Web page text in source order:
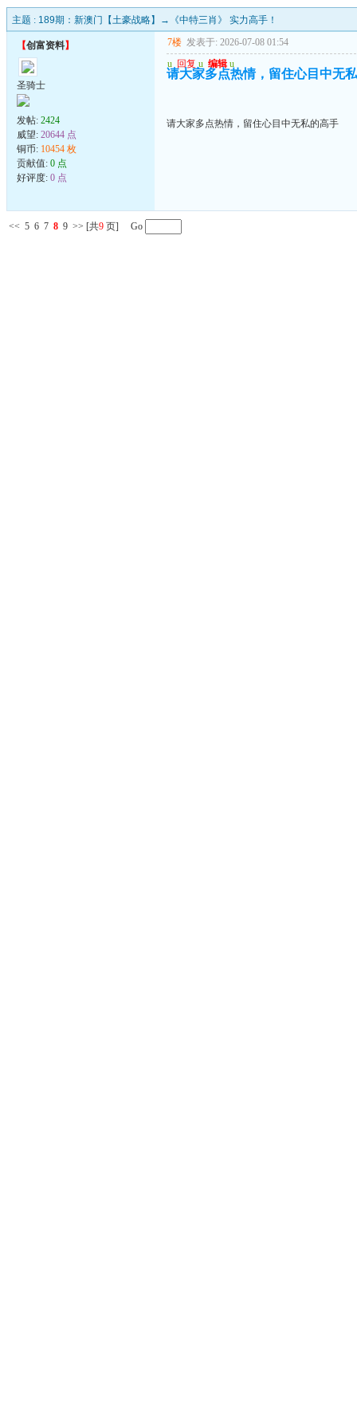
主题 : 189期：新澳门【土豪战略】→《中特三肖》 实力高手！
【创富资料】
圣骑士
发帖: 2424
威望: 20644 点
铜币: 10454 枚
贡献值: 0 点
好评度: 0 点
7楼 发表于: 2026-07-08 01:54
u 回复 u 编辑 u
请大家多点热情，留住心目中无
请大家多点热情，留住心目中无私的高手
<< 5 6 7 8 9 >> [共9 页] Go